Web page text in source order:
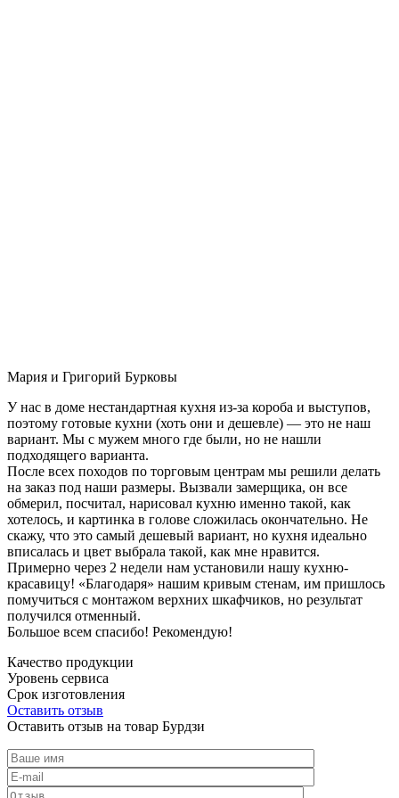
Мария и Григорий Бурковы
У нас в доме нестандартная кухня из-за короба и выступов,
поэтому готовые кухни (хоть они и дешевле) — это не наш
вариант. Мы с мужем много где были, но не нашли
подходящего варианта.
После всех походов по торговым центрам мы решили делать
на заказ под наши размеры. Вызвали замерщика, он все
обмерил, посчитал, нарисовал кухню именно такой, как
хотелось, и картинка в голове сложилась окончательно. Не
скажу, что это самый дешевый вариант, но кухня идеально
вписалась и цвет выбрала такой, как мне нравится.
Примерно через 2 недели нам установили нашу кухню-
красавицу! «Благодаря» нашим кривым стенам, им пришлось
помучиться с монтажом верхних шкафчиков, но результат
получился отменный.
Большое всем спасибо! Рекомендую!
Качество продукции
Уровень сервиса
Срок изготовления
Оставить отзыв
Оставить отзыв на товар Бурдзи